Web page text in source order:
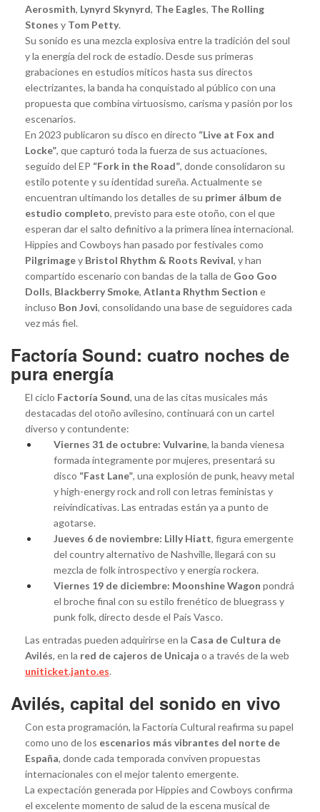
Aerosmith, Lynyrd Skynyrd, The Eagles, The Rolling
Stones y Tom Petty.
Su sonido es una mezcla explosiva entre la tradición del soul
y la energía del rock de estadio. Desde sus primeras
grabaciones en estudios míticos hasta sus directos
electrizantes, la banda ha conquistado al público con una
propuesta que combina virtuosismo, carisma y pasión por los
escenarios.
En 2023 publicaron su disco en directo “Live at Fox and
Locke”, que capturó toda la fuerza de sus actuaciones,
seguido del EP “Fork in the Road”, donde consolidaron su
estilo potente y su identidad sureña. Actualmente se
encuentran ultimando los detalles de su primer álbum de
estudio completo, previsto para este otoño, con el que
esperan dar el salto definitivo a la primera línea internacional.
Hippies and Cowboys han pasado por festivales como
Pilgrimagey Bristol Rhythm & Roots Revival, y han
compartido escenario con bandas de la talla de Goo Goo
Dolls, Blackberry Smoke, Atlanta Rhythm Section e
incluso Bon Jovi, consolidando una base de seguidores cada
vez más fiel.
Factoría Sound: cuatro noches de
pura energía
El ciclo Factoría Sound, una de las citas musicales más
destacadas del otoño avilesino, continuará con un cartel
diverso y contundente:
Viernes 31 de octubre: Vulvarine, la banda vienesa
formada íntegramente por mujeres, presentará su
disco “Fast Lane”, una explosión de punk, heavy metal
y high-energy rock and roll con letras feministas y
reivindicativas. Las entradas están ya a punto de
agotarse.
Jueves 6 de noviembre: Lilly Hiatt, figura emergente
del country alternativo de Nashville, llegará con su
mezcla de folk introspectivo y energía rockera.
Viernes 19 de diciembre: Moonshine Wagon pondrá
el broche final con su estilo frenético de bluegrass y
punk folk, directo desde el País Vasco.
Las entradas pueden adquirirse en la Casa de Cultura de
Avilés, en la red de cajeros de Unicaja o a través de la web
uniticket.janto.es.
Avilés, capital del sonido en vivo
Con esta programación, la Factoría Cultural reafirma su papel
como uno de los escenarios más vibrantes del norte de
España, donde cada temporada conviven propuestas
internacionales con el mejor talento emergente.
La expectación generada por Hippies and Cowboys confirma
el excelente momento de salud de la escena musical de